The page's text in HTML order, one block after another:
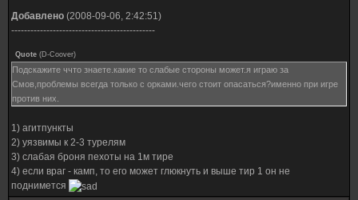
Добавлено (2008-09-06, 2:42:51)
---------------------------------------------
Quote (D-Coover)
Подскажите ччто знаете.какие то слабые стороны может.я играю за
Смов,проблемы всегда только с орками.чего стоит опасаться?именно при игре
против них.
1) агитпункты
2) уязвимы к 2-3 турелям
3) слабая броня пехоты на 1м тире
4) если враг - камп, то его может глюкнуть и выше тир 1 он не
поднимется